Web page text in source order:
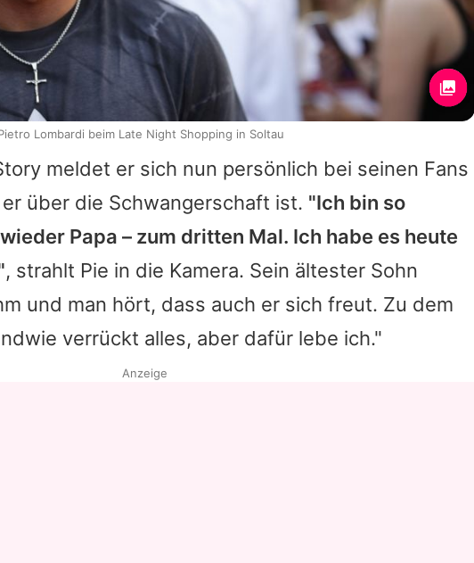
meldet er sich nun persönlich bei seinen Fans
über die Schwangerschaft ist. "Ich bin so
Papa – zum dritten Mal. Ich habe es heute
, strahlt Pie in die Kamera. Sein ältester Sohn
und man hört, dass auch er sich freut. Zu dem
verrückt alles, aber dafür lebe ich."
Lombardi beim Late Night Shopping in Soltau
Anzeige